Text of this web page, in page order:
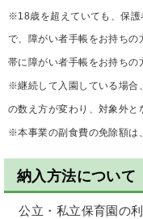
※18歳を超えていても、保護
で、障がい者手帳をお持ち
帯に障がい者手帳をお持ちの
※継続して入園している場合
の数え方が変わり、対象外と
※本事業の副食費の免除額は
納入方法について
公立・私立保育園の